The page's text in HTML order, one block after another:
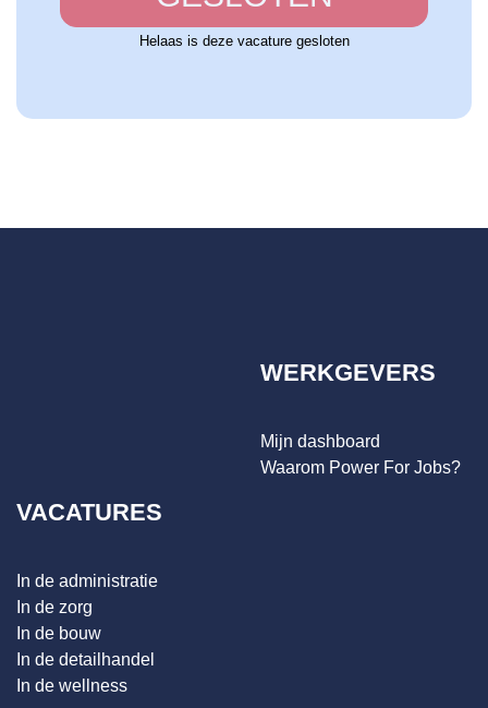
Helaas is deze vacature gesloten
WERKGEVERS
Mijn dashboard
Waarom Power For Jobs?
VACATURES
In de administratie
In de zorg
In de bouw
In de detailhandel
In de wellness